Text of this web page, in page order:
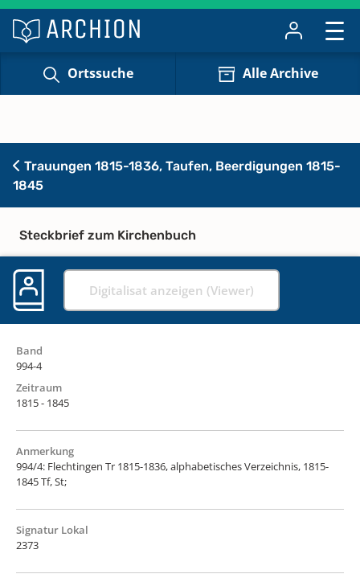
Ortssuche Alle Archive
Trauungen 1815-1836, Taufen, Beerdigungen 1815-
1845
Steckbrief zum Kirchenbuch
Digitalisat anzeigen (Viewer)
Band
994-4
Zeitraum
1815 - 1845
Anmerkung
994/4: Flechtingen Tr 1815-1836, alphabetisches Verzeichnis, 1815-
1845 Tf, St;
Signatur Lokal
2373